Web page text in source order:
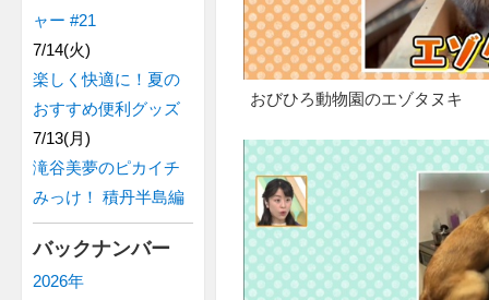
おびひろ動物園のエゾタヌキ
ャー #21
7/14(火)
楽しく快適に！夏の
おすすめ便利グッズ
7/13(月)
滝谷美夢のピカイチ
みっけ！ 積丹半島編
バックナンバー
2026年